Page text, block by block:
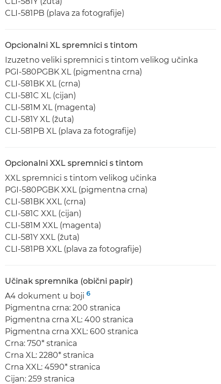
CLI-581PB (plava za fotografije)
Opcionalni XL spremnici s tintom
Izuzetno veliki spremnici s tintom velikog učinka
PGI-580PGBK XL (pigmentna crna)
CLI-581BK XL (crna)
CLI-581C XL (cijan)
CLI-581M XL (magenta)
CLI-581Y XL (žuta)
CLI-581PB XL (plava za fotografije)
Opcionalni XXL spremnici s tintom
XXL spremnici s tintom velikog učinka
PGI-580PGBK XXL (pigmentna crna)
CLI-581BK XXL (crna)
CLI-581C XXL (cijan)
CLI-581M XXL (magenta)
CLI-581Y XXL (žuta)
CLI-581PB XXL (plava za fotografije)
Učinak spremnika (obični papir)
A4 dokument u boji 6
Pigmentna crna: 200 stranica
Pigmentna crna XL: 400 stranica
Pigmentna crna XXL: 600 stranica
Crna: 750* stranica
Crna XL: 2280* stranica
Crna XXL: 4590* stranica
Cijan: 259 stranica